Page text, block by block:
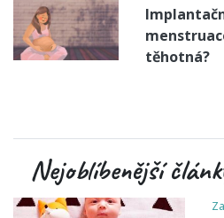
těhotná?
Nejoblíbenější